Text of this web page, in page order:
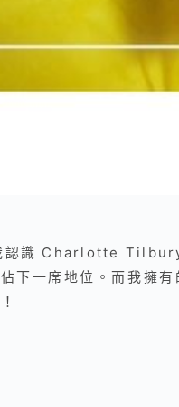
識 Charlotte Tilbury
下一席地位。而我擁